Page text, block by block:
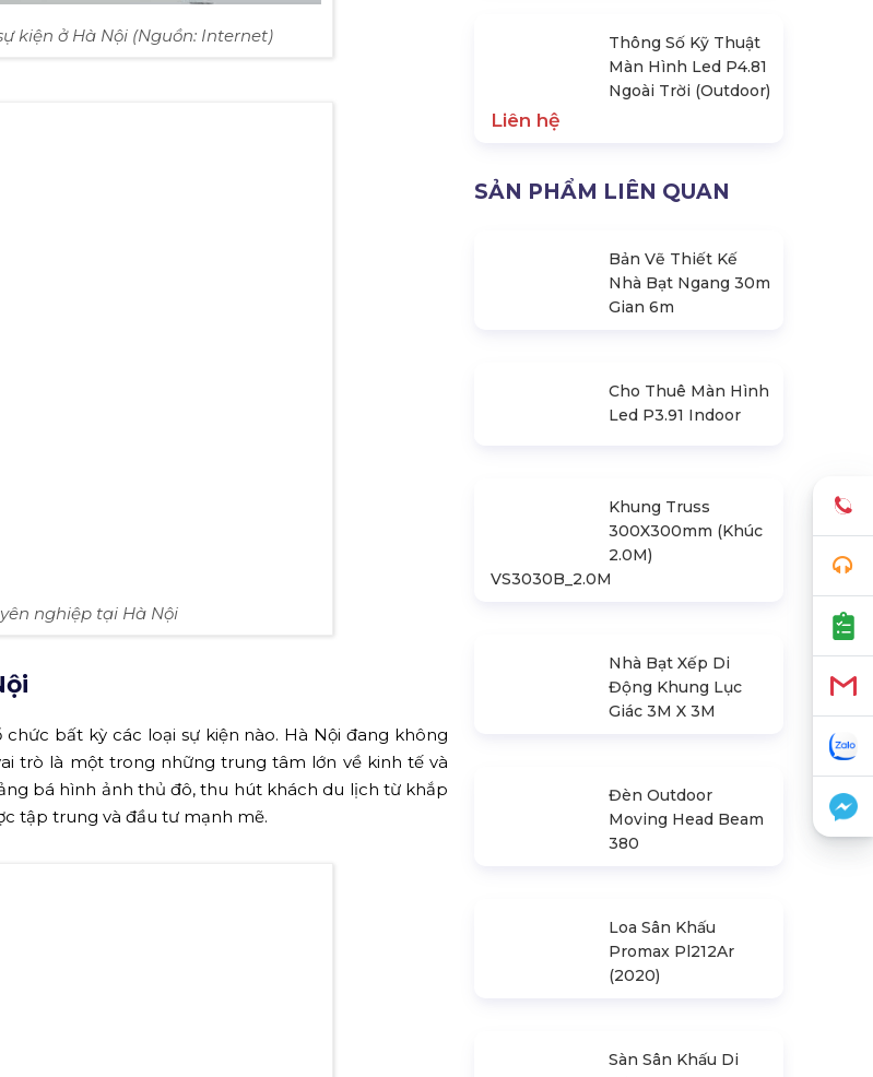
kiện ở Hà Nội (Nguồn: Internet)
Thông Số Kỹ Thuật
Màn Hình Led P4.81
Ngoài Trời (Outdoor)
Liên hệ
SẢN PHẨM LIÊN QUAN
Bản Vẽ Thiết Kế
Nhà Bạt Ngang 30m
Gian 6m
Cho Thuê Màn Hình
Khung Truss
380
Promax Pl212Ar